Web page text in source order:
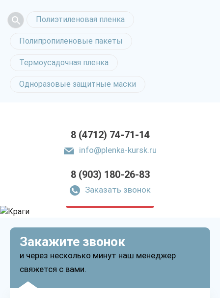
Полиэтиленовая пленка
Полипропиленовые пакеты
Термоусадочная пленка
Одноразовые защитные маски
8 (4712) 74-71-14
info@plenka-kursk.ru
8 (903) 180-26-83
Заказать звонок
Спилковые перчатки
в Курске
Закажите звонок
и через несколько минут наш менеджер
свяжется с вами.